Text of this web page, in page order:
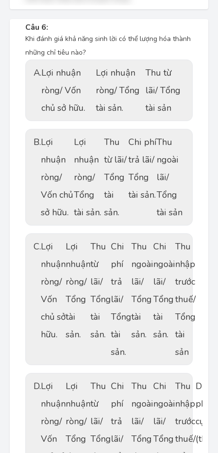
Câu 6:
Khi đánh giá khả năng sinh lời có thể lượng hóa thành
những chỉ tiêu nào?
A.Lợi nhuận
ròng/ Vốn
chủ sở hữu.
Lợi nhuận
ròng/ Tổng
tài sản.
Thu từ
lãi/ Tổng
tài sản
B.Lợi
nhuận
ròng/
Vốn chủ
sở hữu.
Lợi
nhuận
ròng/
Tổng
tài sản.
Thu
từ lãi/
Tổng
tài
sản.
Chi phí
trả lãi/
Tổng
tài sản.
Thu
ngoài
lãi/
Tổng
tài sản
C.Lợi
nhuận
ròng/
Vốn
chủ sở
hữu.
Lợi
nhuận
ròng/
Tổng
tài
sản.
Thu
từ
lãi/
Tổng
tài
sản.
Chi
phí
trả
lãi/
Tổng
tài
sản.
Thu
ngoài
lãi/
Tổng
tài
sản.
Chi
ngoài
lãi/
Tổng
tài
sản.
Thu
nhập
trước
thuế/
Tổng
tài
sản
D.Lợi
nhuận
ròng/
Vốn
Lợi
nhuận
ròng/
Tổng
Thu
từ
lãi/
Tổng
Chi
phí
trả
lãi/
Thu
ngoài
lãi/
Tổng
Chi
ngoài
lãi/
Tổng
Thu
nhập
trước
thuế/
Dự
cụ
(theo